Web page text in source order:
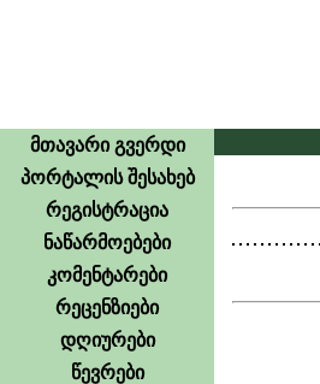
მთავარი გვერდი
პორტალის შესახებ
რეგისტრაცია
ნაწარმოებები
კომენტარები
რეცენზიები
დღიურები
წევრები